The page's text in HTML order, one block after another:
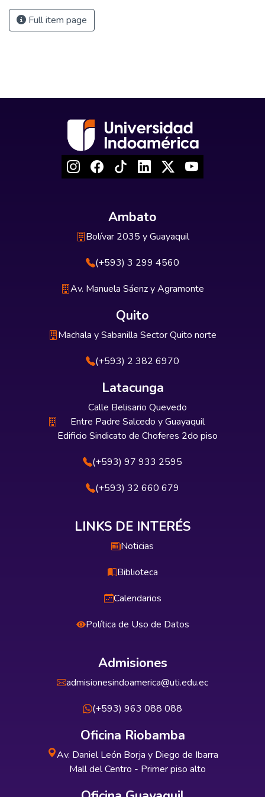
Full item page
Ambato
Bolívar 2035 y Guayaquil
(+593) 3 299 4560
Av. Manuela Sáenz y Agramonte
Quito
Machala y Sabanilla Sector Quito norte
(+593) 2 382 6970
Latacunga
Calle Belisario Quevedo
Entre Padre Salcedo y Guayaquil
Edificio Sindicato de Choferes 2do piso
(+593) 97 933 2595
(+593) 32 660 679
LINKS DE INTERÉS
Noticias
Biblioteca
Calendarios
Política de Uso de Datos
Admisiones
admisionesindoamerica@uti.edu.ec
(+593) 963 088 088
Oficina Riobamba
Av. Daniel León Borja y Diego de Ibarra
Mall del Centro - Primer piso alto